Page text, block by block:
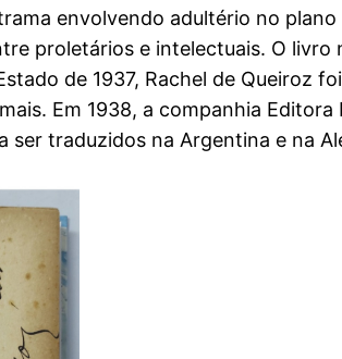
envolvendo adultério no
proletários e intelectuais. O livro
de 1937, Rachel de Queiroz
Em 1938, a companhia
ser traduzidos na Argentina e na